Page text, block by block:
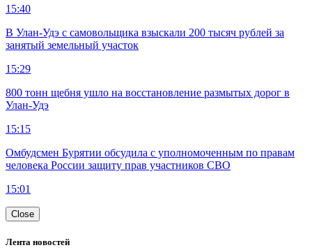
15:40
В Улан-Удэ с самовольщика взыскали 200 тысяч рублей за
занятый земельный участок
15:29
800 тонн щебня ушло на восстановление размытых дорог в
Улан-Удэ
15:15
Омбудсмен Бурятии обсудила с уполномоченным по правам
человека России защиту прав участников СВО
15:01
Close
Лента новостей